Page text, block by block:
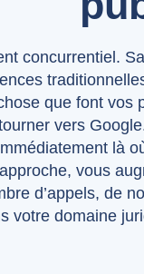
concurrentiel.
que font vos
vers
là
vous
d’appels, de
votre domaine